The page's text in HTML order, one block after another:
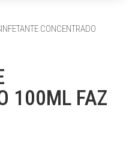
CONCENTRADO
100ML FAZ